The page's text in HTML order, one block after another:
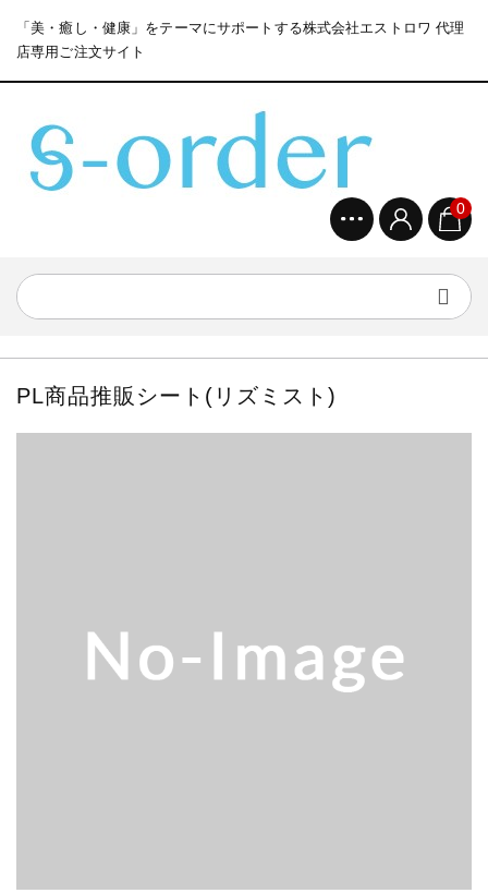
「美・癒し・健康」をテーマにサポートする株式会社エストロワ 代理
店専用ご注文サイト
0
PL商品推販シート(リズミスト)